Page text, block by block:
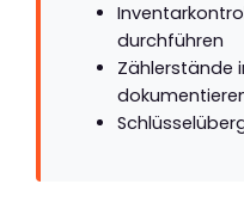
durchführen
Zählerstände